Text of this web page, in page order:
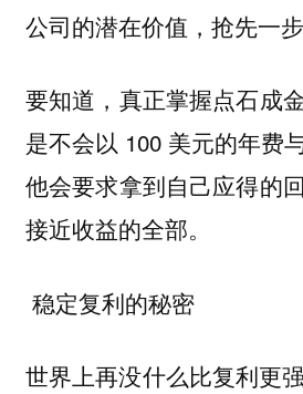
公司的潜在价值，抢先一步
要知道，真正掌握点石成
是不会以 100 美元的年费
他会要求拿到自己应得的
接近收益的全部。
稳定复利的秘密
世界上再没什么比复利更